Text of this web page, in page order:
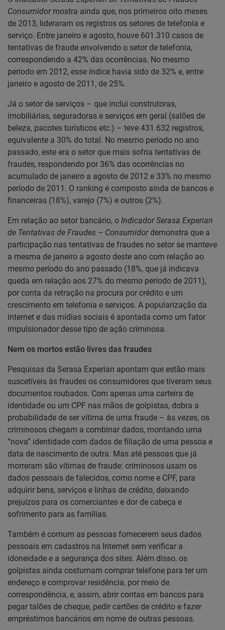
Consumidormostra ainda que, nos primeiros oito meses
de 2013, lideraram os registros os setores de telefonia e
serviço. Entre janeiro e agosto, houve 601.310 casos de
tentativas de fraude envolvendo o setor de telefonia,
correspondendo a 42% das ocorrências. No mesmo
período em 2012, esse índice havia sido de 32% e, entre
janeiro e agosto de 2011, de 25%.
Já o setor de serviços – que inclui construtoras,
imobiliárias, seguradoras e serviços em geral (salões de
beleza, pacotes turísticos etc.) – teve 431.632 registros,
equivalente a 30% do total. No mesmo período no ano
passado, este era o setor que mais sofria tentativas de
fraudes, respondendo por 36% das ocorrências no
acumulado de janeiro a agosto de 2012 e 33% no mesmo
período de 2011. O ranking é composto ainda de bancos e
financeiras (18%), varejo (7%) e outros (2%).
Em relação ao setor bancário, o Indicador Serasa Experian
de Tentativas de Fraudes – Consumidordemonstra que a
participação nas tentativas de fraudes no setor se manteve
a mesma de janeiro a agosto deste ano com relação ao
mesmo período do ano passado (18%, que já indicava
queda em relação aos 27% do mesmo período de 2011),
por conta da retração na procura por crédito e um
crescimento em telefonia e serviços. A popularização da
internet e das mídias sociais é apontada como um fator
impulsionador desse tipo de ação criminosa.
Nem os mortos estão livres das fraudes
Pesquisas da Serasa Experian apontam que estão mais
suscetíveis às fraudes os consumidores que tiveram seus
documentos roubados. Com apenas uma carteira de
identidade ou um CPF nas mãos de golpistas, dobra a
probabilidade de ser vítima de uma fraude – às vezes, os
criminosos chegam a combinar dados, montando uma
“nova” identidade com dados de filiação de uma pessoa e
data de nascimento de outra. Mas até pessoas que já
morreram são vítimas de fraude: criminosos usam os
dados pessoais de falecidos, como nome e CPF, para
adquirir bens, serviços e linhas de crédito, deixando
prejuízos para os comerciantes e dor de cabeça e
sofrimento para as famílias.
Também é comum as pessoas fornecerem seus dados
pessoais em cadastros na Internet sem verificar a
idoneidade e a segurança dos sites. Além disso, os
golpistas ainda costumam comprar telefone para ter um
endereço e comprovar residência, por meio de
correspondência, e, assim, abrir contas em bancos para
pegar talões de cheque, pedir cartões de crédito e fazer
empréstimos bancários em nome de outras pessoas.